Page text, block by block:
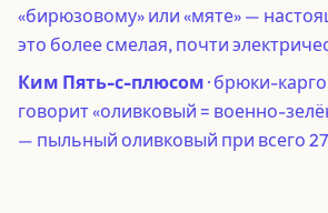
«бирюзовому» или «мяте» —
это более смелая, почти
Ким Пять-с-плюсом · брюки-
говорит «оливковый = военно-
— пыльный оливковый при всего